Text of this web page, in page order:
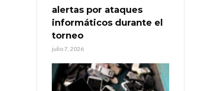
alertas por ataques
informáticos durante el
torneo
julio 7, 2026